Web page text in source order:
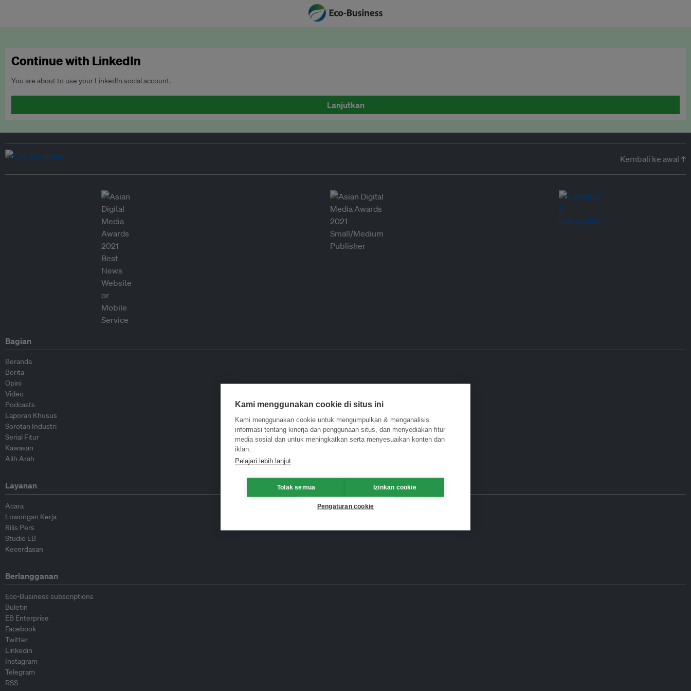
Continue with LinkedIn
You are about to use your LinkedIn social account.
Lanjutkan
Kembali ke awal ↑
Bagian
Beranda
Berita
Opini
Video
Podcasts
Laporan Khusus
Sorotan Industri
Serial Fitur
Kawasan
Alih Arah
Layanan
Acara
Lowongan Kerja
Rilis Pers
Studio EB
Kecerdasan
Berlangganan
Eco-Business subscriptions
Buletin
EB Enterprise
Facebook
Twitter
Linkedin
Instagram
Telegram
RSS
Kami menggunakan cookie di situs ini
Kami menggunakan cookie untuk mengumpulkan & menganalisis
informasi tentang kinerja dan penggunaan situs, dan menyediakan fitur
media sosial dan untuk meningkatkan serta menyesuaikan konten dan
iklan.
Pelajari lebih lanjut
Tolak semua Izinkan cookie
Pengaturan cookie